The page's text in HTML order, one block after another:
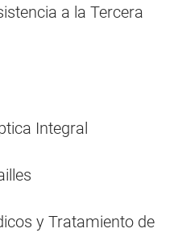
a la Tercera
Integral
y Tratamiento de